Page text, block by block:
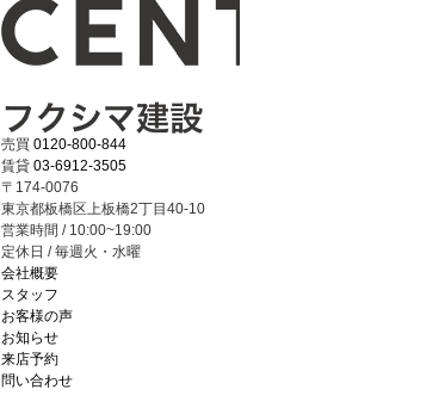
売買 0120-800-844
賃貸 03-6912-3505
〒174-0076
東京都板橋区上板橋2丁目40-10
営業時間 / 10:00~19:00
定休日 / 毎週火・水曜
会社概要
スタッフ
お客様の声
お知らせ
来店予約
問い合わせ